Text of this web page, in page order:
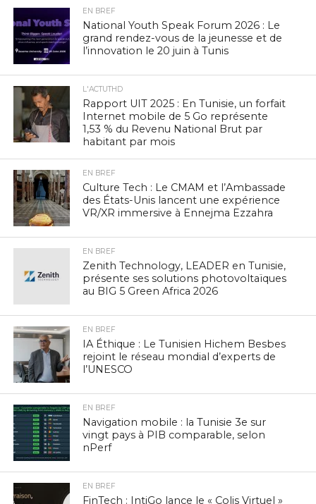
EN BREF
National Youth Speak Forum 2026 : Le
grand rendez-vous de la jeunesse et de
l’innovation le 20 juin à Tunis
L'ACTUTHD
Rapport UIT 2025 : En Tunisie, un forfait
Internet mobile de 5 Go représente
1,53 % du Revenu National Brut par
habitant par mois
EN BREF
Culture Tech : Le CMAM et l’Ambassade
des États-Unis lancent une expérience
VR/XR immersive à Ennejma Ezzahra
EN BREF
Zenith Technology, LEADER en Tunisie,
présente ses solutions photovoltaïques
au BIG 5 Green Africa 2026
EN BREF
IA Éthique : Le Tunisien Hichem Besbes
rejoint le réseau mondial d’experts de
l’UNESCO
EN BREF
Navigation mobile : la Tunisie 3e sur
vingt pays à PIB comparable, selon
nPerf
EN BREF
FinTech : IntiGo lance le « Colis Virtuel »